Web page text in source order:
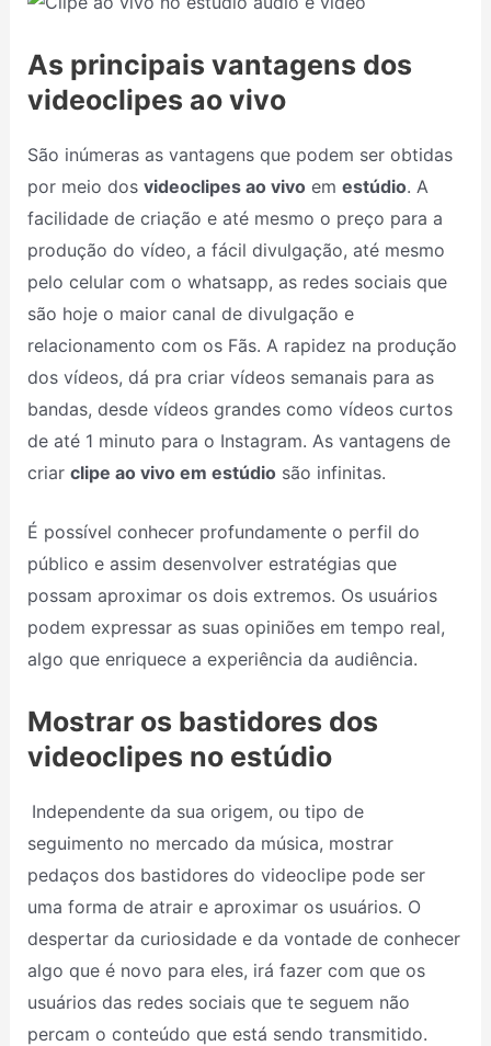
As principais vantagens dos
videoclipes ao vivo
São inúmeras as vantagens que podem ser obtidas
por meio dos videoclipes ao vivoem estúdio. A
facilidade de criação e até mesmo o preço para a
produção do vídeo, a fácil divulgação, até mesmo
pelo celular com o whatsapp, as redes sociais que
são hoje o maior canal de divulgação e
relacionamento com os Fãs. A rapidez na produção
dos vídeos, dá pra criar vídeos semanais para as
bandas, desde vídeos grandes como vídeos curtos
de até 1 minuto para o Instagram. As vantagens de
criar clipe ao vivo em estúdiosão infinitas.
É possível conhecer profundamente o perfil do
público e assim desenvolver estratégias que
possam aproximar os dois extremos. Os usuários
podem expressar as suas opiniões em tempo real,
algo que enriquece a experiência da audiência.
Mostrar os bastidores dos
videoclipes no estúdio
Independente da sua origem, ou tipo de
seguimento no mercado da música, mostrar
pedaços dos bastidores do videoclipe pode ser
uma forma de atrair e aproximar os usuários. O
despertar da curiosidade e da vontade de conhecer
algo que é novo para eles, irá fazer com que os
usuários das redes sociais que te seguem não
percam o conteúdo que está sendo transmitido.